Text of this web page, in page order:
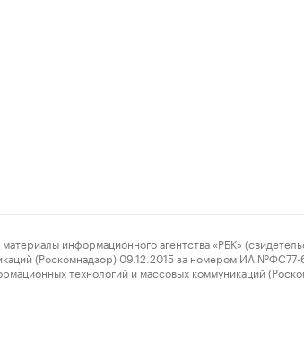
информационного агентства «РБК»
(Роскомнадзор) 09.12.2015 за номером ИА №ФС77-
технологий и массовых коммуникаций